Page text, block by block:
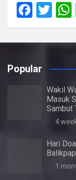
F
a
ce
o
T
wi
tt
Popular
Wakil
Masuk
Sambut
4
Hari
1